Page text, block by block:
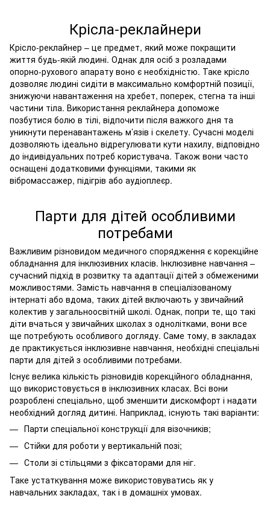
Крісла-реклайнери
Крісло-реклайнер – це предмет, який може покращити
життя будь-якій людині. Однак для осіб з розладами
опорно-рухового апарату воно є необхідністю. Таке крісло
дозволяє людині сидіти в максимально комфортній позиції,
знижуючи навантаження на хребет, поперек, стегна та інші
частини тіла. Використання реклайнера допоможе
позбутися болю в тілі, відпочити після важкого дня та
уникнути перенавантажень м’язів і скелету. Сучасні моделі
дозволяють ідеально відрегулювати кути нахилу, відповідно
до індивідуальних потреб користувача. Також вони часто
оснащені додатковими функціями, такими як
вібромассажер, підігрів або аудіоплеєр.
Парти для дітей особливими
потребами
Важливим різновидом медичного спорядження є корекційне
обладнання для інклюзивних класів. Інклюзивне навчання –
сучасний підхід в розвитку та адаптації дітей з обмеженими
можливостями. Замість навчання в спеціалізованому
інтернаті або вдома, таких дітей включають у звичайний
колектив у загальноосвітній школі. Однак, попри те, що такі
діти вчаться у звичайних школах з однолітками, вони все
ще потребують особливого догляду. Саме тому, в закладах
де практикується інклюзивне навчання, необхідні спеціальні
парти для дітей з особливими потребами.
Існує велика кількість різновидів корекційного обладнання,
що використовується в інклюзивних класах. Всі вони
розроблені спеціально, щоб зменшити дискомфорт і надати
необхідний догляд дитині. Наприклад, існують такі варіанти:
Парти спеціальної конструкції для візочників;
Стійки для роботи у вертикальній позі;
Столи зі стільцями з фіксаторами для ніг.
Таке устаткування може використовуватись як у
навчальних закладах, так і в домашніх умовах.